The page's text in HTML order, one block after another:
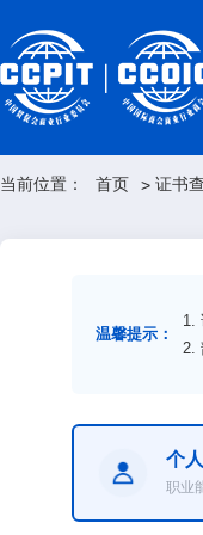
当前位置： 首页 > 证书
温馨提示：
1.
2.
个
职业